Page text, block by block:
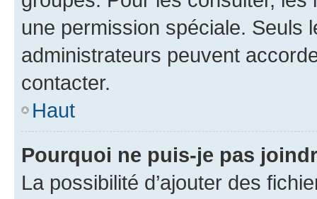
une permission spéciale. Seuls
administrateurs peuvent
contacter.
Haut
Pourquoi ne puis-je pas
La possibilité d’ajouter des